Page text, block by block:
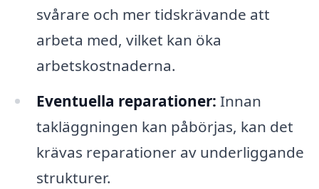
svårare och mer tidskrävande att
arbeta med, vilket kan öka
arbetskostnaderna.
Eventuella reparationer: Innan
takläggningen kan påbörjas, kan det
krävas reparationer av underliggande
strukturer.